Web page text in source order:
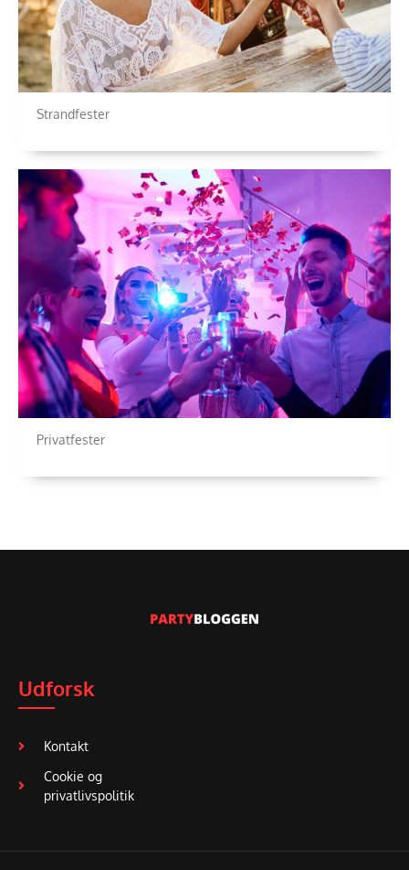
Strandfester
Privatfester
Udforsk
Kontakt
Cookie og
privatlivspolitik